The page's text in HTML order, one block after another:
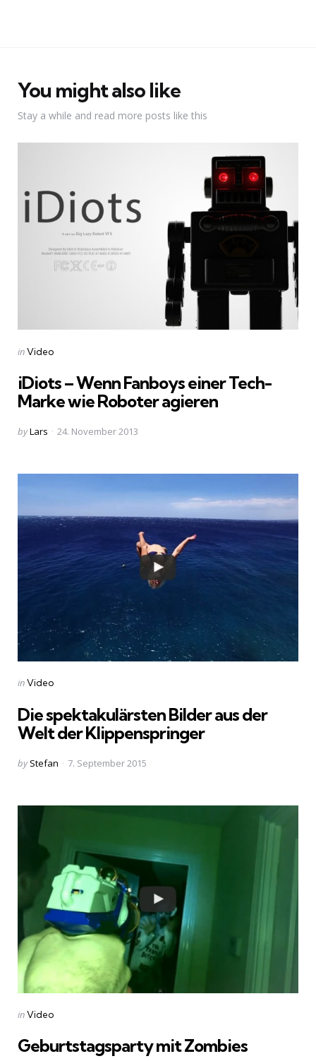
You might also like
Stay a while and read more posts like this
Categories
Posted
inVideo
iDiots – Wenn Fanboys einer Tech-
Marke wie Roboter agieren
Posted
byLars 24. November 2013
Categories
Posted
inVideo
Die spektakulärsten Bilder aus der
Welt der Klippenspringer
Posted
by Stefan 7. September 2015
Categories
Posted
inVideo
Geburtstagsparty mit Zombies